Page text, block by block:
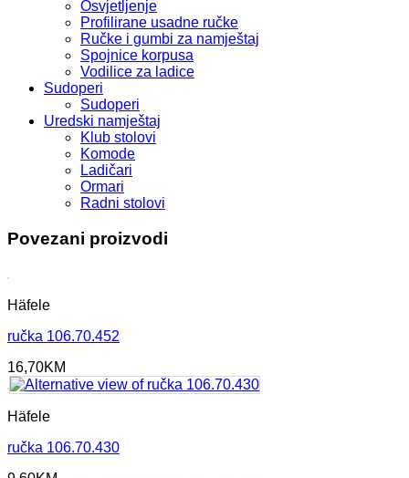
Osvjetljenje
Profilirane usadne ručke
Ručke i gumbi za namještaj
Spojnice korpusa
Vodilice za ladice
Sudoperi
Sudoperi
Uredski namještaj
Klub stolovi
Komode
Ladičari
Ormari
Radni stolovi
Povezani proizvodi
Häfele
ručka 106.70.452
16,70KM
Häfele
ručka 106.70.430